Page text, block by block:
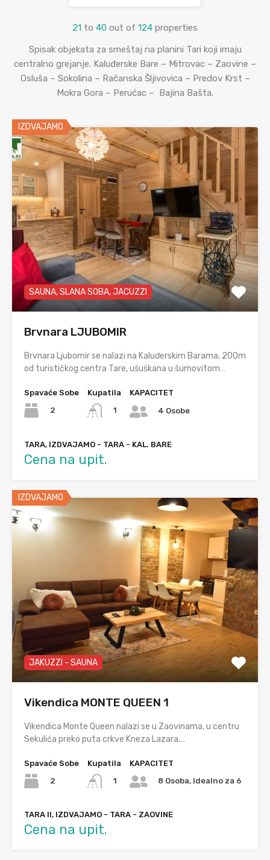
21 to 40 out of 124 properties
Spisak objekata za smeštaj na planini Tari koji imaju
centralno grejanje. Kaluđerske Bare – Mitrovac – Zaovine –
Osluša – Sokolina – Račanska Šljivovica – Predov Krst –
Mokra Gora – Perućac – Bajina Bašta.
IZDVAJAMO
SAUNA, SLANA SOBA, JACUZZI
Brvnara LJUBOMIR
Brvnara Ljubomir se nalazi na Kaluđerskim Barama, 200m
od turističkog centra Tare, ušuškana u šumovitom…
Spavaće Sobe
2
Kupatila
1
KAPACITET
4 Osobe
TARA, IZDVAJAMO - TARA - KAL. BARE
Cena na upit.
IZDVAJAMO
JAKUZZI - SAUNA
Vikendica MONTE QUEEN 1
Vikendica Monte Queen nalazi se u Zaovinama, u centru
Sekulića preko puta crkve Kneza Lazara.…
Spavaće Sobe
2
Kupatila
1
KAPACITET
8 Osoba, Idealno za 6
TARA II, IZDVAJAMO - TARA - ZAOVINE
Cena na upit.